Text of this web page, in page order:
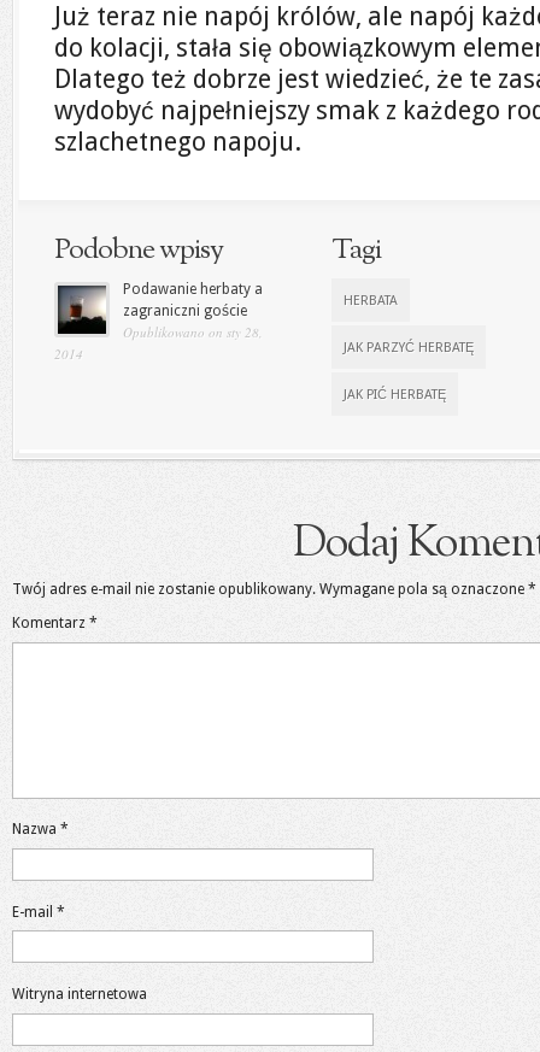
Już teraz nie napój królów, ale napój
do kolacji, stała się obowiązkowym
Dlatego też dobrze jest wiedzieć, że te
wydobyć najpełniejszy smak z każdego
szlachetnego napoju.
Podobne wpisy
Podawanie herbaty a
zagraniczni goście
Opublikowano on sty 28,
2014
Tagi
HERBATA
JAK PARZYĆ HERBATĘ
JAK PIĆ HERBATĘ
Dodaj
Twój adres e-mail nie zostanie opublikowany. Wymagane pola są oznaczone *
Komentarz *
Nazwa *
E-mail *
Witryna internetowa